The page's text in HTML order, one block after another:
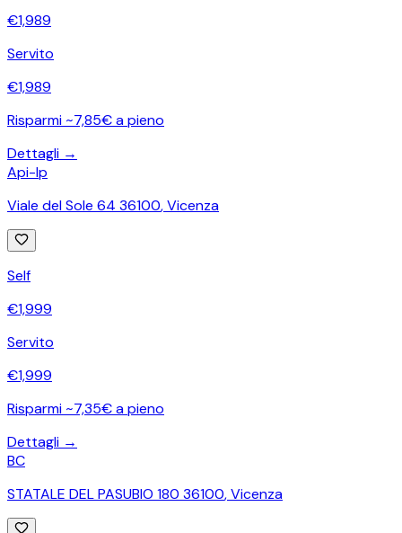
€1,989
Servito
€1,989
Risparmi ~7,85€ a pieno
Dettagli →
Api-Ip
Viale del Sole 64 36100,Vicenza
Self
€1,999
Servito
€1,999
Risparmi ~7,35€ a pieno
Dettagli →
BC
STATALE DEL PASUBIO 180 36100,Vicenza